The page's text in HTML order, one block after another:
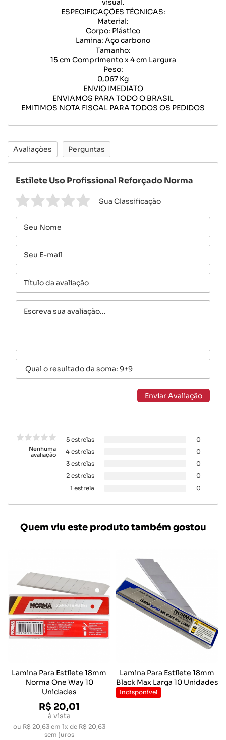
visual.
ESPECIFICAÇÕES TÉCNICAS:
Material:
Corpo: Plástico
Lamina: Aço carbono
Tamanho:
15 cm Comprimento x 4 cm Largura
Peso:
0,067 Kg
ENVIO IMEDIATO
ENVIAMOS PARA TODO O BRASIL
EMITIMOS NOTA FISCAL PARA TODOS OS PEDIDOS
Avaliações Perguntas
Estilete Uso Profissional Reforçado Norma
Sua Classificação
Nenhuma
avaliação
5 estrelas
0
4 estrelas
0
3 estrelas
0
2 estrelas
0
1 estrela
0
Quem viu este produto também gostou
Lamina Para Estilete 18mm
Norma One Way 10
Unidades
R$ 20,01
à vista
ou R$ 20,63em 1x de R$ 20,63
sem juros
Lamina Para Estilete 18mm
Black Max Larga 10 Unidades
Indisponível